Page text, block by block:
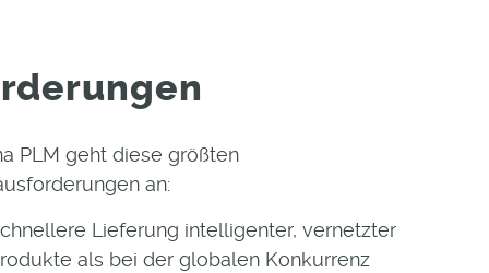
PLM geht diese größten
an:
Lieferung intelligenter, vernetzter
als bei der globalen Konkurrenz